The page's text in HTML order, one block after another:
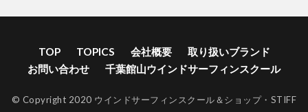
TOP TOPICS 会社概要
取り扱いブランド
お問い合わせ
千葉館山ウインドサーフィンスクール
© Copyright 2020 ウインドサーフィンスクール＆ショップ・STIFF